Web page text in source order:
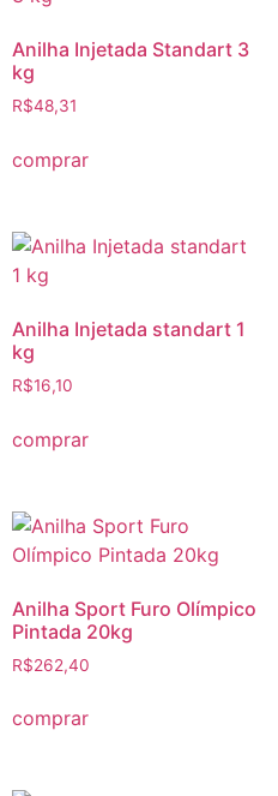
Anilha Injetada Standart 3
kg
R$48,31
comprar
Anilha Injetada standart 1
kg
R$16,10
comprar
Anilha Sport Furo Olímpico
Pintada 20kg
R$262,40
comprar